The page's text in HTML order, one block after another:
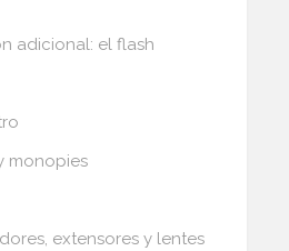
adicional: el flash
monopies
extensores y lentes